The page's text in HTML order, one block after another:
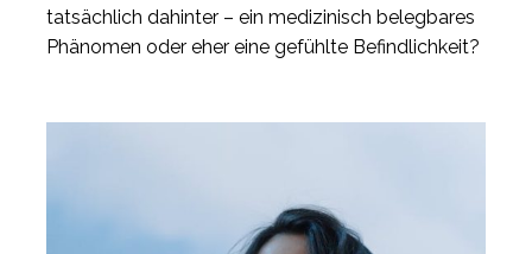
tatsächlich dahinter – ein medizinisch belegbares
Phänomen oder eher eine gefühlte Befindlichkeit?